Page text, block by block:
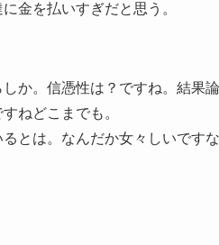
金を払いすぎだと思う。
か。信憑性は？ですね。結果
ねどこまでも。
とは。なんだか女々しいです